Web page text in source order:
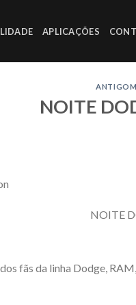
APLICAÇÕES
NOITE
fãs da linha Dodge,